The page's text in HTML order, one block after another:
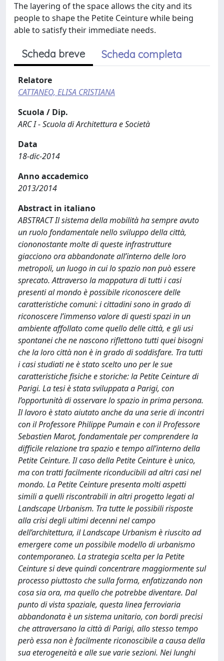
The layering of the space allows the city and its
people to shape the Petite Ceinture while being
able to satisfy their immediate needs.
Scheda breve Scheda completa
Relatore
CATTANEO, ELISA CRISTIANA
Scuola / Dip.
ARC I - Scuola di Architettura e Società
Data
18-dic-2014
Anno accademico
2013/2014
Abstract in italiano
ABSTRACT Il sistema della mobilità ha sempre avuto
un ruolo fondamentale nello sviluppo della città,
ciononostante molte di queste infrastrutture
giacciono ora abbandonate all’interno delle loro
metropoli, un luogo in cui lo spazio non può essere
sprecato. Attraverso la mappatura di tutti i casi
presenti al mondo è possibile riconoscere delle
caratteristiche comuni: i cittadini sono in grado di
riconoscere l’immenso valore di questi spazi in un
ambiente affollato come quello delle città, e gli usi
spontanei che ne nascono riflettono tutti quei bisogni
che la loro città non è in grado di soddisfare. Tra tutti
i casi studiati ne è stato scelto uno per le sue
caratteristiche fisiche e storiche: la Petite Ceinture di
Parigi. La tesi è stata sviluppata a Parigi, con
l’opportunità di osservare lo spazio in prima persona.
Il lavoro è stato aiutato anche da una serie di incontri
con il Professore Philippe Pumain e con il Professore
Sebastien Marot, fondamentale per comprendere la
difficile relazione tra spazio e tempo all’interno della
Petite Ceinture. Il caso della Petite Ceinture è unico,
ma con tratti facilmente riconducibili ad altri casi nel
mondo. La Petite Ceinture presenta molti aspetti
simili a quelli riscontrabili in altri progetto legati al
Landscape Urbanism. Tra tutte le possibili risposte
alla crisi degli ultimi decenni nel campo
dell’architettura, il Landscape Urbanism è riuscito ad
emergere come un possibile modello di urbanismo
contemporaneo. La strategia scelta per la Petite
Ceinture si deve quindi concentrare maggiormente sul
processo piuttosto che sulla forma, enfatizzando non
cosa sia ora, ma quello che potrebbe diventare. Dal
punto di vista spaziale, questa linea ferroviaria
abbandonata è un sistema unitario, con bordi precisi
che attraversano la città di Parigi, allo stesso tempo
però essa non è facilmente riconoscibile a causa della
sua eterogeneità e alle sue varie sezioni. Nei lunghi